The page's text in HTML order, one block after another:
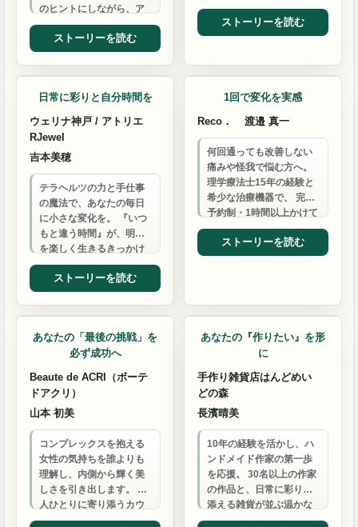
のヒントにしながら、ア
ロマ×スポーツ整体で、今
のあなたに必要な整え方
や…
ストーリーを読む
御さんも数ヶ月で「こん
なに変わるなんて」と…
ストーリーを読む
日用雑貨
日常に彩りと自分時間を
ウェリナ神戸 / アトリエ
RJewel
吉本美穂
テラヘルツの力と手仕事
の魔法で、あなたの毎日
に小さな変化を。 『いつ
もと違う時間』が、明日
を楽しく生きるきっかけ
になりますように。
ストーリーを読む
整体・マッサージ
1回で変化を実感
Reco．
渡邉 真一
何回通っても改善しない
痛みや怪我で悩む方へ。
理学療法士15年の経験と
希少な治療機器で、 完全
予約制・1時間以上かけて
根本改善を目指します。
他院との併用もOK…
ストーリーを読む
結婚相談
あなたの「最後の挑戦」を
必ず成功へ
Beaute de ACRI（ボーテ
ドアクリ）
山本 初美
コンプレックスを抱える
女性の気持ちを誰よりも
理解し、内側から輝く美
しさを引き出します。 一
人ひとりに寄り添うカウ
ンセリングで、あなただ
雑貨店
あなたの『作りたい』を形
に
手作り雑貨店はんどめい
どの森
長濱晴美
10年の経験を活かし、ハ
ンドメイド作家の第一歩
を応援。 30名以上の作家
の作品と、日常に彩りを
添える雑貨が並ぶ温かな
空間で、あなたの創作を